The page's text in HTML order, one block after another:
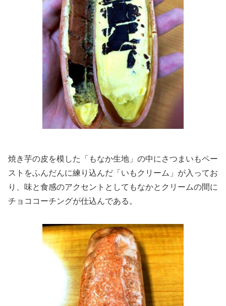
焼き芋の皮を模した「もなか生地」の中にさつまいもペー
ストをふんだんに練り込んだ「いもクリーム」が入ってお
り、味と食感のアクセントとしてもなかとクリームの間に
チョココーチングが仕込んである。